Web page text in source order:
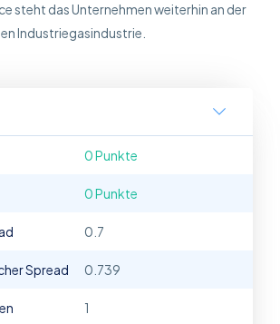
steht das Unternehmen weiterhin an der
Industriegasindustrie.
0 Punkte
0 Punkte
0.7
Spread 0.739
1